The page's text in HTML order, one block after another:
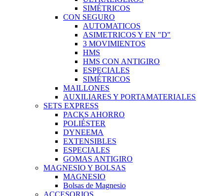
SIMÉTRICOS
CON SEGURO
AUTOMATICOS
ASIMETRICOS Y EN "D"
3 MOVIMIENTOS
HMS
HMS CON ANTIGIRO
ESPECIALES
SIMÉTRICOS
MAILLONES
AUXILIARES Y PORTAMATERIALES
SETS EXPRESS
PACKS AHORRO
POLIÉSTER
DYNEEMA
EXTENSIBLES
ESPECIALES
GOMAS ANTIGIRO
MAGNESIO Y BOLSAS
MAGNESIO
Bolsas de Magnesio
ACCESORIOS